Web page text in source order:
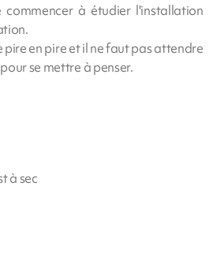
à étudier l'installation
pire en pire et il ne faut pas attendre
se mettre à penser.
à sec